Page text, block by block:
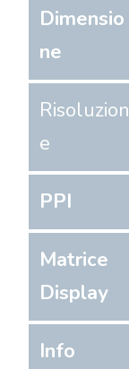
Dimensio
ne
Risoluzion
e
PPI
Matrice
Display
Info